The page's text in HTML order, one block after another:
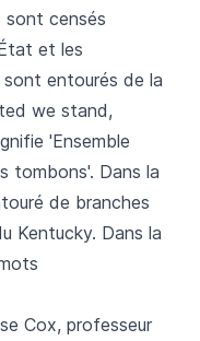
sont censés
et les
entourés de la
we stand,
'Ensemble
tombons'. Dans la
de branches
Kentucky. Dans la
Cox, professeur